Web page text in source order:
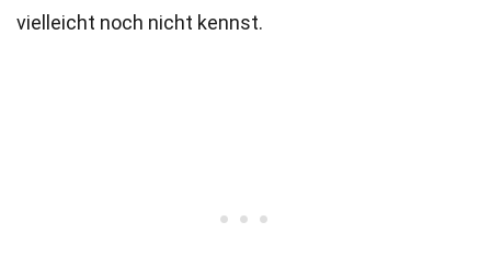
vielleicht noch nicht kennst.